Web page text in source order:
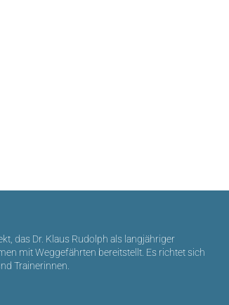
das Dr. Klaus Rudolph als langjähriger
mit Weggefährten bereitstellt. Es richtet sich
Trainerinnen.